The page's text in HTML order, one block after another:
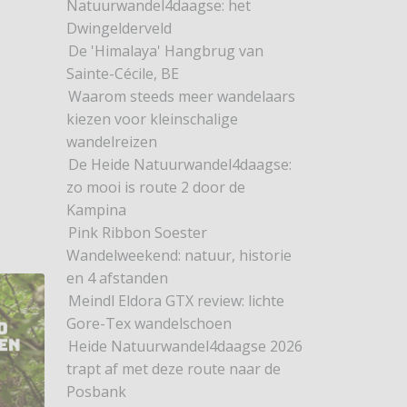
Tocht om de Noord weer groot succes
Natuurwandel4daagse: het
Dwingelderveld
De 'Himalaya' Hangbrug van
Sainte-Cécile, BE
Waarom steeds meer wandelaars
kiezen voor kleinschalige
wandelreizen
De Heide Natuurwandel4daagse:
zo mooi is route 2 door de
Kampina
Pink Ribbon Soester
Wandelweekend: natuur, historie
en 4 afstanden
Meindl Eldora GTX review: lichte
Gore-Tex wandelschoen
Heide Natuurwandel4daagse 2026
trapt af met deze route naar de
Posbank